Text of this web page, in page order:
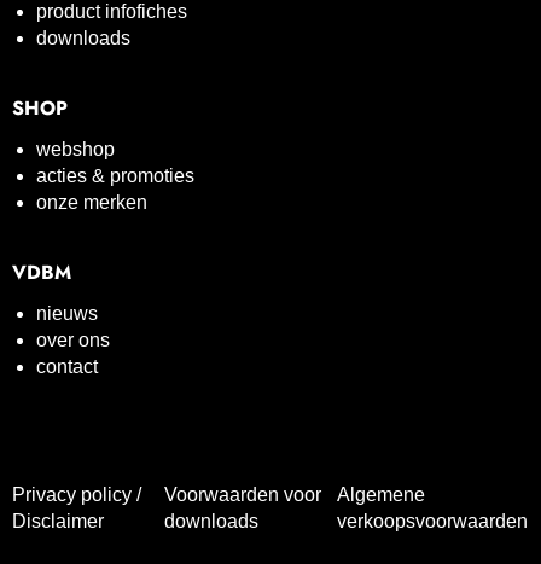
product infofiches
downloads
SHOP
webshop
acties & promoties
onze merken
VDBM
nieuws
over ons
contact
Privacy policy /
Disclaimer
Voorwaarden voor
downloads
Algemene
verkoopsvoorwaarden